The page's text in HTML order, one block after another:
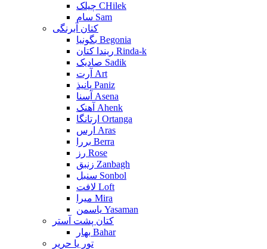
چیلک CHilek
سام Sam
کتان آبرنگی
بگونیا Begonia
ریندا کتان Rinda-k
صادیک Sadik
آرت Art
پانیذ Paniz
آسنا Asena
آهنک Ahenk
ارتانگا Ortanga
ارس Aras
بررا Berra
رز Rose
زنبق Zanbagh
سنبل Sonbol
لافت Loft
میرا Mira
یاسمن Yasaman
کتان پشت آستر
بهار Bahar
تور یا حریر